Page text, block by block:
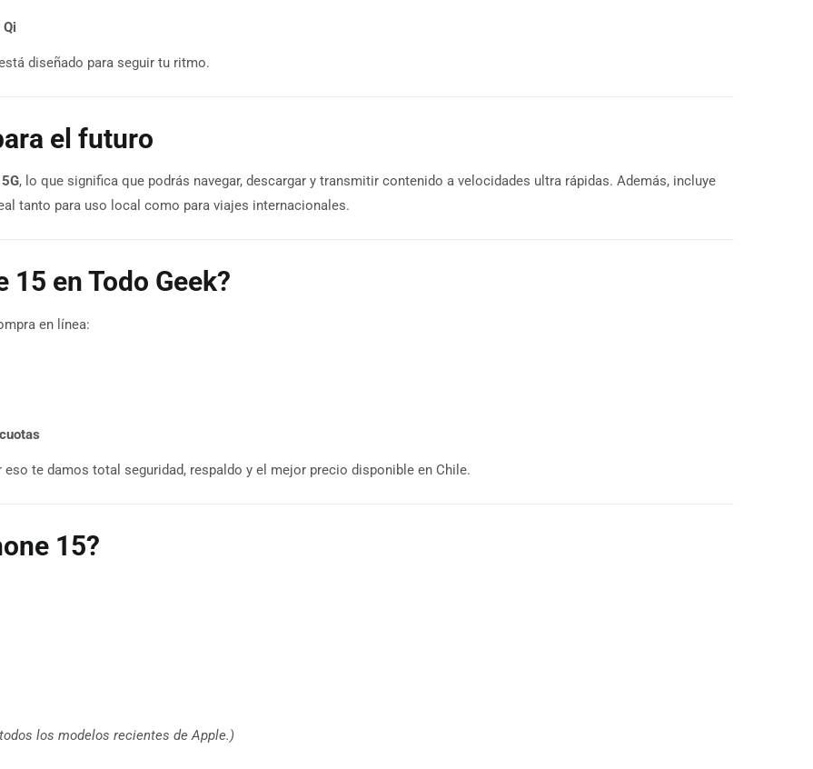
diseñado para seguir tu ritmo.
el futuro
, lo que significa que podrás navegar, descargar y transmitir contenido a velocidades ultra rápidas. Además, incluye
tanto para uso local como para viajes internacionales.
en Todo Geek?
en línea:
te damos total seguridad, respaldo y el mejor precio disponible en Chile.
15?
los modelos recientes de Apple.)